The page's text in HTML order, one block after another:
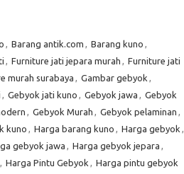
, Barang antik.com , Barang kuno ,
, Furniture jati jepara murah , Furniture jati
murah surabaya , Gambar gebyok ,
, Gebyok jati kuno , Gebyok jawa , Gebyok
, Gebyok Murah , Gebyok pelaminan ,
kuno , Harga barang kuno , Harga gebyok ,
gebyok jawa , Harga gebyok jepara ,
, Harga Pintu Gebyok , Harga pintu gebyok